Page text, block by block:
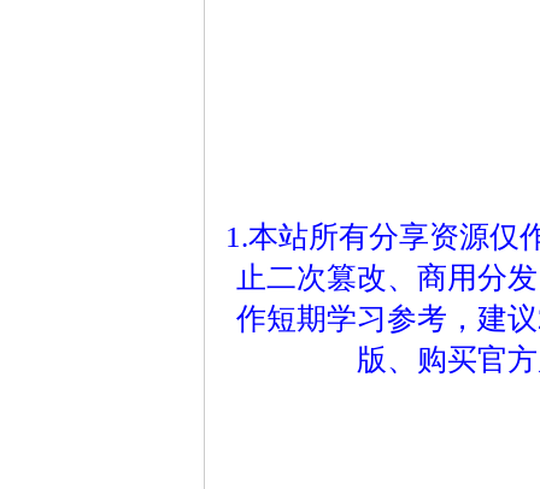
1.本站所有分享资源仅
止二次篡改、商用分
作短期学习参考，建
版、购买官